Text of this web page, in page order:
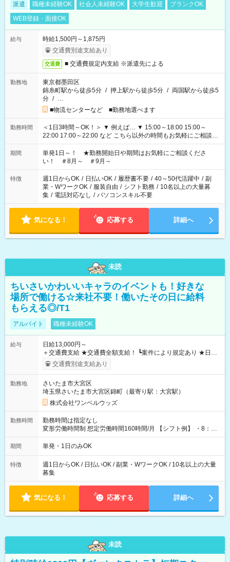
派遣 職種未経験OK 社会人未経験OK 大学生歓迎
ブランクOK
WEB登録・面接OK
給与
時給1,500円～1,875円
交通費別途支給あり
交通費 ■ 交通費規定内支給 ※派遣先による
勤務地
東京都墨田区
錦糸町駅から徒歩5分 / 押上駅から徒歩5分 / 両国駅から徒歩5
分 / …
■物流センターなど ■勤務地選べます
勤務時間
＜1日3時間～OK！＞ ▼ 例えば… ▼ 15:00～18:00 15:00～
22:00 17:00～22:00 など こちら以外の時間もお気軽にご相談く
ださい！
期間
単発1日～！ ★勤務開始日や期間はお気軽にご相談くださ
い！ ＃8月～ ＃9月～
特徴 週1日からOK / 日払いOK / 履歴書不要 / 40～50代活躍中 / 副
業・WワークOK / 服装自由 / シフト勤務 / 10名以上の大量募
集 / 電話対応なし / パソコンスキル不要
気になる！ 応募する 詳細へ
未読
ちいさいかわいいキャラのイベントも！好きな
場所で働ける☆来社不要！働いたその日に給料
もらえる◎/T1
アルバイト 職種未経験OK
給与
日給13,000円～
＋交通費支給 ★交通費全額支給！ ┗案件により規定あり ★日払
いOK！（規定あり） ┗働いたその日に現金GET♪ お仕事後はコ
ンビニATMから 日払い分を引き落とせます！ 【試用期間】試
交通費別途支給あり
勤務地
さいたま市大宮区
埼玉県さいたま市大宮区錦町（最寄り駅：大宮駅）
株式会社ワンベルウッズ
勤務時間
勤務時間は指定なし
変形労働時間制 想定労働時間160時間/月 【シフト例】 ・8：00
～21：00
期間 単発・1日のみOK
特徴
週1日からOK / 日払いOK / 副業・WワークOK / 10名以上の大量
募集
気になる！ 応募する 詳細へ
未読